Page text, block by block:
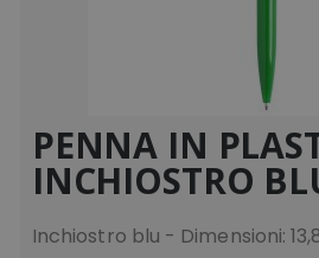
PENNA IN
INCHIOSTRO
Inchiostro blu - Dimensioni: